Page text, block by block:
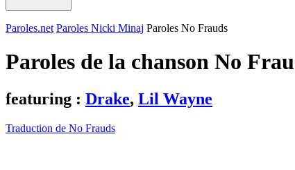
Paroles.net Paroles Nicki Minaj Paroles No Frauds
Paroles de la chanson No
featuring : Drake, Lil Wayne
Traduction de No Frauds